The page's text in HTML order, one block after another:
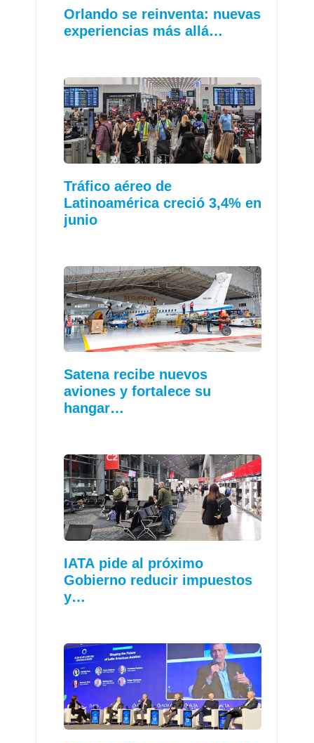
Orlando se reinventa: nuevas
experiencias más allá…
Tráfico aéreo de
Latinoamérica creció 3,4% en
junio
Satena recibe nuevos
aviones y fortalece su
hangar…
IATA pide al próximo
Gobierno reducir impuestos
y…